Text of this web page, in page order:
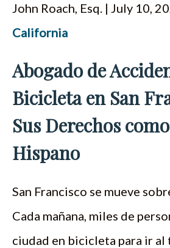
John Roach, Esq. | July 10,
California
Abogado de
Bicicleta en San
Sus Derechos
Hispano
San Francisco se mueve
Cada mañana, miles de
ciudad en bicicleta para ir al